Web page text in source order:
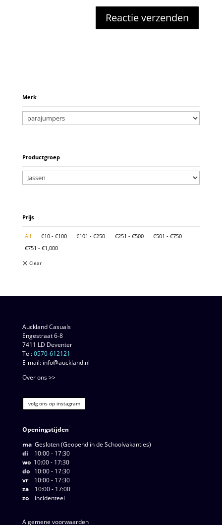
Merk
Productgroep
Prijs
All €10- €100 €101 -€250 €251 - €500 €501 -€750
€751 -€1,000
Auckland Casuals
Engestraat 6-8
7411 LD Deventer
Tel:0570-612121
E-mail: info@auckland.nl
Over ons >>
volg ons op instagram
Openingstijden
maGesloten (Geopend in de Schoolvakanties)
di 10:00 - 17:30
wo10:00 - 17:30
do10:00 - 17:30
vr10:00 - 17:30
za10:00 - 17:00
zoIncidenteel
Algemene voorwaarden